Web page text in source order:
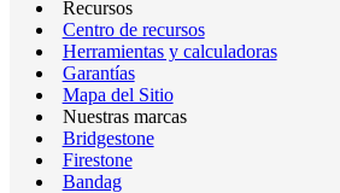
Recursos
Centro de recursos
Herramientas y calculadoras
Garantías
Mapa del Sitio
Nuestras marcas
Bridgestone
Firestone
Bandag